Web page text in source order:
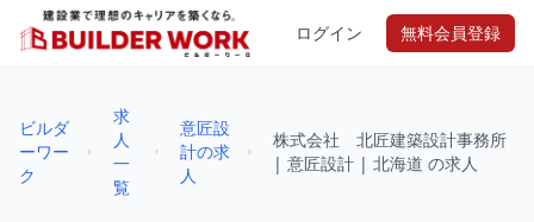
ログイン 無料会員登録
ビルダ
ーワー
ク
求
人
一
覧
意匠設
計の求
人
株式会社 北匠建築設計事務所
| 意匠設計 | 北海道 の求人